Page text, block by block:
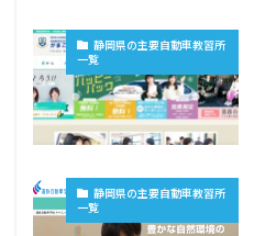
静岡県の主要自動車教習所
一覧
静岡県の主要自動車教習所
一覧